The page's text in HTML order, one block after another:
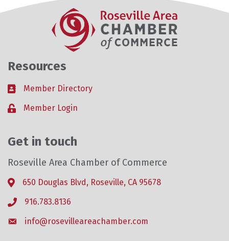
Resources
Business card icon
Member Directory
Lock iconMember Login
Get in touch
Roseville Area Chamber of Commerce
Address & Map
650 Douglas Blvd, Roseville, CA 95678
Phone icon
916.783.8136
Envelope icon
info@rosevilleareachamber.com